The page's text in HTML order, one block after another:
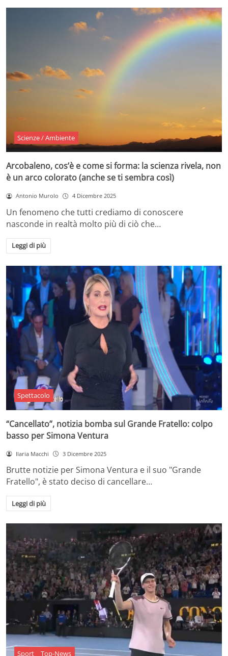
Scienze / Ambiente
Arcobaleno, cos’è e come si forma: la scienza rivela, non
è un arco colorato (anche se ti sembra così)
Antonio Murolo 4 Dicembre 2025
Un fenomeno che tutti crediamo di conoscere
nasconde in realtà molto più di ciò che…
Leggi di più
Spettacolo
“Cancellato”, notizia bomba sul Grande Fratello: colpo
basso per Simona Ventura
Ilaria Macchi 3 Dicembre 2025
Brutte notizie per Simona Ventura e il suo "Grande
Fratello", è stato deciso di cancellare…
Leggi di più
Sport Top-News